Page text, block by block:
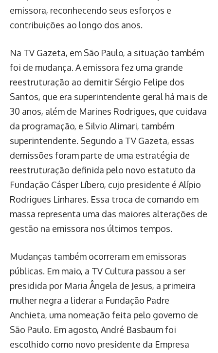
emissora, reconhecendo seus esforços e
contribuições ao longo dos anos.
Na TV Gazeta, em São Paulo, a situação também
foi de mudança. A emissora fez uma grande
reestruturação ao demitir Sérgio Felipe dos
Santos, que era superintendente geral há mais de
30 anos, além de Marines Rodrigues, que cuidava
da programação, e Silvio Alimari, também
superintendente. Segundo a TV Gazeta, essas
demissões foram parte de uma estratégia de
reestruturação definida pelo novo estatuto da
Fundação Cásper Líbero, cujo presidente é Alípio
Rodrigues Linhares. Essa troca de comando em
massa representa uma das maiores alterações de
gestão na emissora nos últimos tempos.
Mudanças também ocorreram em emissoras
públicas. Em maio, a TV Cultura passou a ser
presidida por Maria Ângela de Jesus, a primeira
mulher negra a liderar a Fundação Padre
Anchieta, uma nomeação feita pelo governo de
São Paulo. Em agosto, André Basbaum foi
escolhido como novo presidente da Empresa